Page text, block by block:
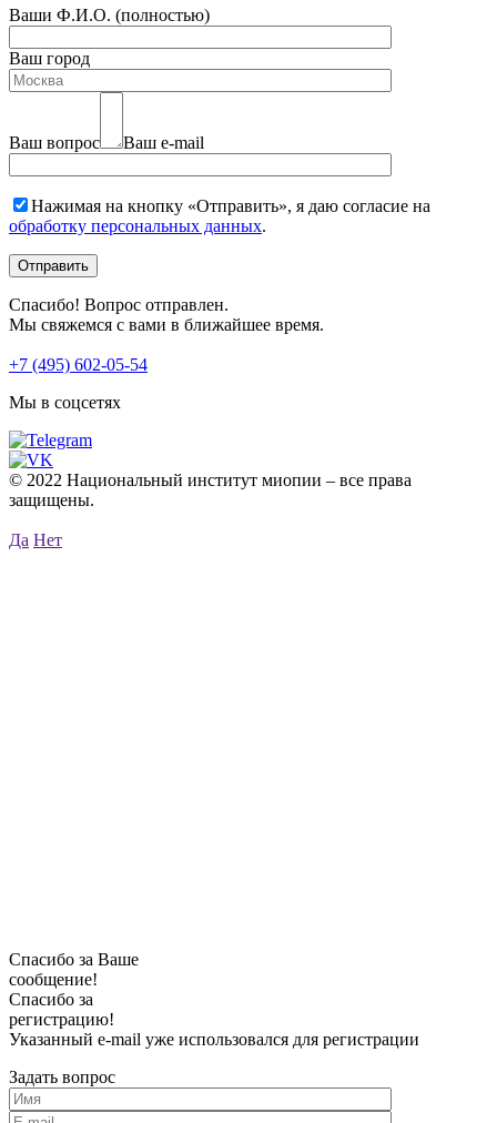
Ваши Ф.И.О. (полностью)
Ваш город
Ваш вопрос Ваш e-mail
Нажимая на кнопку «Отправить», я даю согласие на
обработку персональных данных.
Спасибо! Вопрос отправлен.
Мы свяжемся с вами в ближайшее время.
+7 (495) 602-05-54
Мы в соцсетях
© 2022 Национальный институт миопии – все права
защищены.
Да Нет
Спасибо за Ваше
сообщение!
Спасибо за
регистрацию!
Указанный e-mail уже использовался для регистрации
Задать вопрос